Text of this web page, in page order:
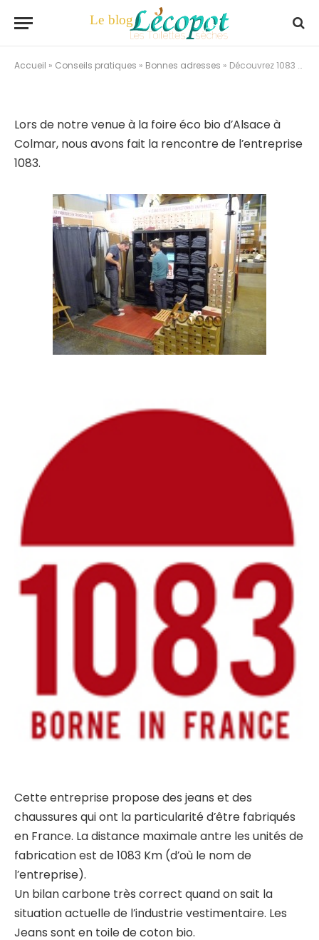
Accueil » Conseils pratiques » Bonnes adresses » Découvrez 1083 et Le Tricolore.
Tricolore.
Lors de notre venue à la foire éco bio d’Alsace à
Colmar, nous avons fait la rencontre de l’entreprise
1083.
Cette entreprise propose des jeans et des
chaussures qui ont la particularité d’être fabriqués
en France. La distance maximale antre les unités de
fabrication est de 1083 Km (d’où le nom de
l’entreprise).
Un bilan carbone très correct quand on sait la
situation actuelle de l’industrie vestimentaire. Les
Jeans sont en toile de coton bio.